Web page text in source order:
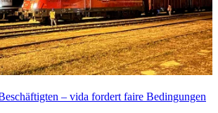
– vida fordert faire Bedingungen